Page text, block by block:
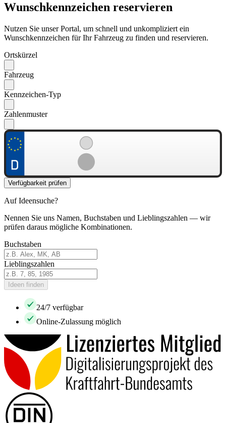
Wunschkennzeichen reservieren
Nutzen Sie unser Portal, um schnell und unkompliziert ein
Wunschkennzeichen für Ihr Fahrzeug zu finden und reservieren.
Ortskürzel
Fahrzeug
Kennzeichen-Typ
Zahlenmuster
Verfügbarkeit prüfen
Auf Ideensuche?
Nennen Sie uns Namen, Buchstaben und Lieblingszahlen — wir
prüfen daraus mögliche Kombinationen.
Buchstaben
Lieblingszahlen
Ideen finden
24/7 verfügbar
Online-Zulassung möglich